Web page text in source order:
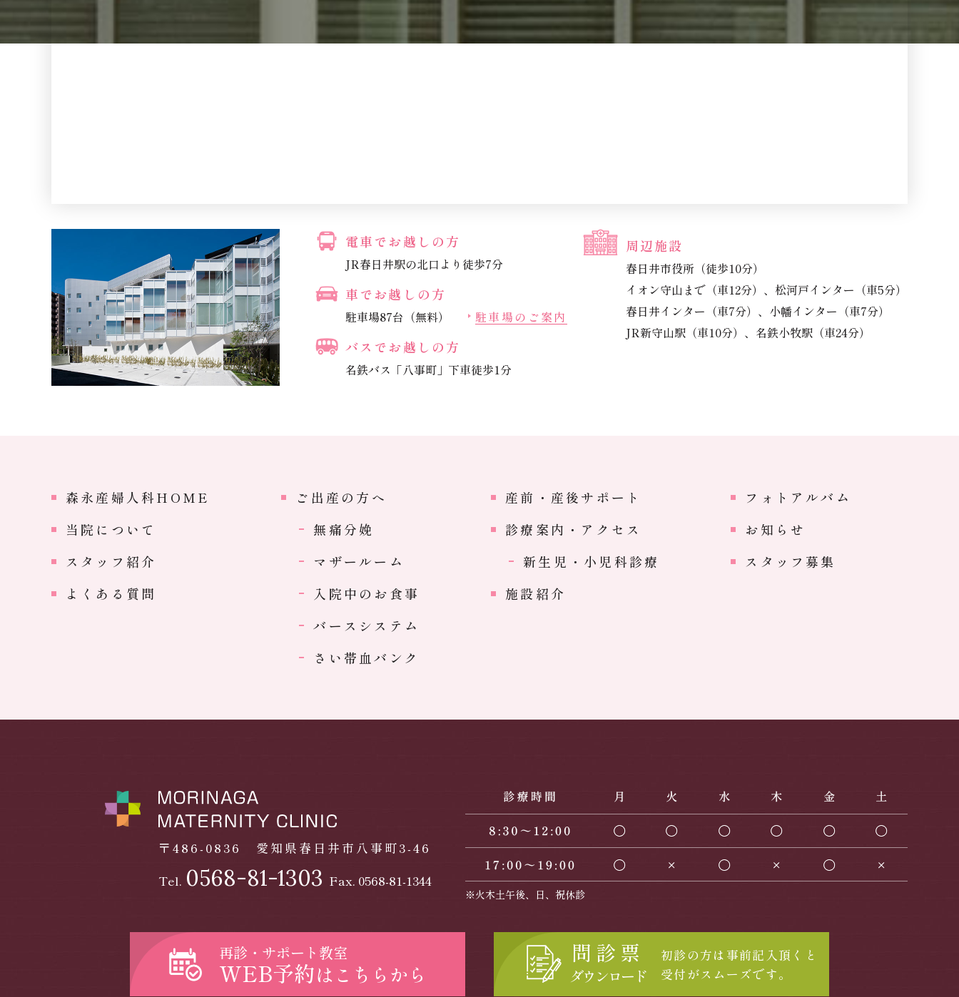
電車でお越しの方
JR春日井駅の北口より徒歩7分
車でお越しの方
駐車場87台（無料） 駐車場のご案内
バスでお越しの方
名鉄バス「八事町」下車徒歩1分
周辺施設
春日井市役所（徒歩10分）
イオン守山まで（車12分）、 松河戸インター（車5分）
春日井インター（車7分）、 小幡インター（車7分）
JR新守山駅（車10分）、 名鉄小牧駅（車24分）
森永産婦人科HOME
当院について
スタッフ紹介
よくある質問
ご出産の方へ
無痛分娩
マザールーム
入院中のお食事
バースシステム
さい帯血バンク
産前・産後サポート
診療案内・アクセス
新生児・小児科診療
施設紹介
フォトアルバム
お知らせ
スタッフ募集
〒486-0836 愛知県春日井市八事町3-46
Tel. 0568-81-1303 Fax. 0568-81-1344
※火木土午後、日、祝休診
再診・サポート教室
WEB予約はこちらから
問診票
ダウンロード
初診の方は事前記入頂くと
受付がスムーズです。